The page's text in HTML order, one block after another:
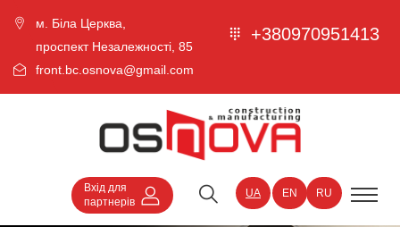
м. Біла Церква,
проспект Незалежності, 85
front.bc.osnova@gmail.com
+380970951413
Вхід для
партнерів
UA EN RU